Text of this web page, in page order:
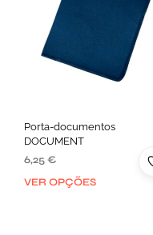
Porta-documentos
DOCUMENT
6,25€
VER OPÇÕES